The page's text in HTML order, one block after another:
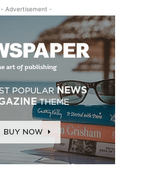
- Advertisement -